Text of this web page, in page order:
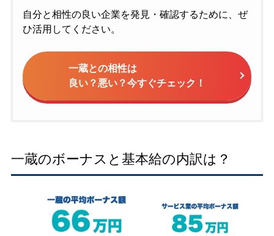
自分と相性の良い企業を発見・確認するために、ぜ
ひ活用してください。
一蔵との相性は
良い？悪い？今すぐチェック！
一蔵のボーナスと基本給の内訳は？